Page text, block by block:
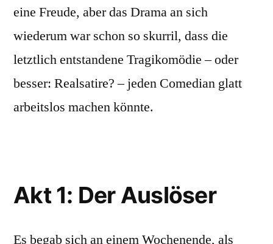
eine Freude, aber das Drama an sich
wiederum war schon so skurril, dass die
letztlich entstandene Tragikomödie – oder
besser: Realsatire? – jeden Comedian glatt
arbeitslos machen könnte.
Akt 1: Der Auslöser
Es begab sich an einem Wochenende, als